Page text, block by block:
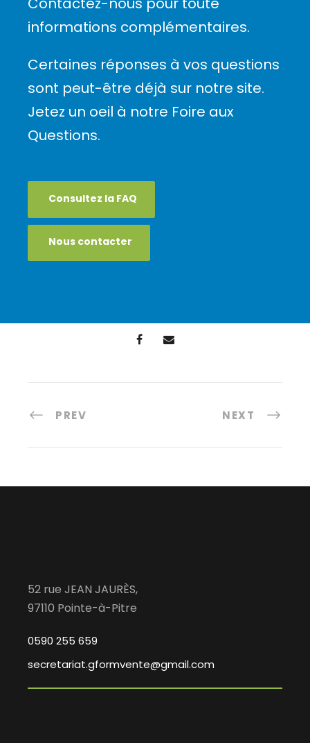
informations complémentaires.
Certaines réponses à vos questions
sont peut-être déjà sur notre site.
Jetez un oeil à notre Foire aux
Questions.
Consultez la FAQ
Nous contacter
PREV NEXT
52 rue JEAN JAURÈS,
97110 Pointe-à-Pitre
0590 255 659
secretariat.gformvente@gmail.com